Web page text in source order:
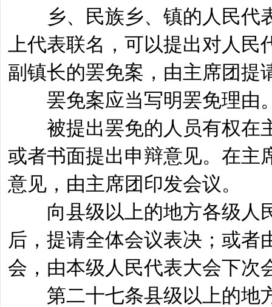
乡、民族乡、镇的人民代表
上代表联名，可以提出对人民
副镇长的罢免案，由主席团提
罢免案应当写明罢免理由
被提出罢免的人员有权在主
或者书面提出申辩意见。在主
意见，由主席团印发会议。
向县级以上的地方各级人民
后，提请全体会议表决；或者
会，由本级人民代表大会下次
第二十七条县级以上的地方